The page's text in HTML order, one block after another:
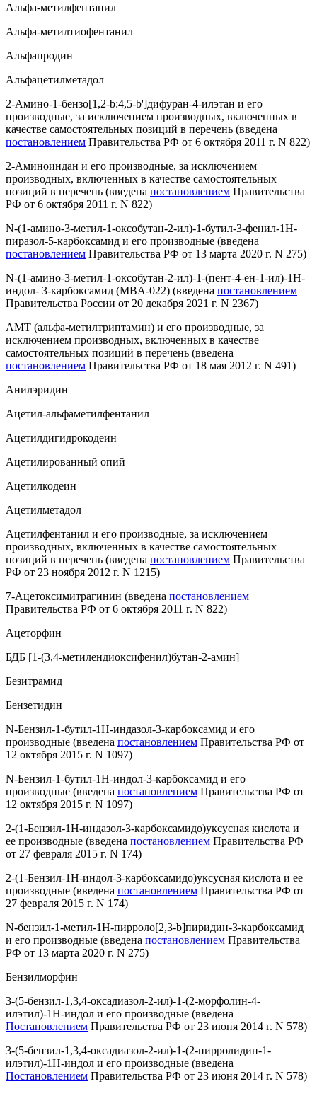
Альфа-метилфентанил
Альфа-метилтиофентанил
Альфапродин
Альфацетилметадол
2-Амино-1-бензо[1,2-b:4,5-b']дифуран-4-илэтан и его
производные, за исключением производных, включенных в
качестве самостоятельных позиций в перечень (введена
постановлением Правительства РФ от 6 октября 2011 г. N 822)
2-Аминоиндан и его производные, за исключением
производных, включенных в качестве самостоятельных
позиций в перечень (введена постановлением Правительства
РФ от 6 октября 2011 г. N 822)
N-(1-амино-3-метил-1-оксобутан-2-ил)-1-бутил-3-фенил-1H-
пиразол-5-карбоксамид и его производные (введена
постановлением Правительства РФ от 13 марта 2020 г. N 275)
N-(1-амино-3-метил-1-оксобутан-2-ил)-1-(пент-4-ен-1-ил)-1H-
индол- 3-карбоксамид (MBA-022) (введена постановлением
Правительства России от 20 декабря 2021 г. N 2367)
АМТ (альфа-метилтриптамин) и его производные, за
исключением производных, включенных в качестве
самостоятельных позиций в перечень (введена
постановлением Правительства РФ от 18 мая 2012 г. N 491)
Анилэридин
Ацетил-альфаметилфентанил
Ацетилдигидрокодеин
Ацетилированный опий
Ацетилкодеин
Ацетилметадол
Ацетилфентанил и его производные, за исключением
производных, включенных в качестве самостоятельных
позиций в перечень (введена постановлением Правительства
РФ от 23 ноября 2012 г. N 1215)
7-Ацетоксимитрагинин (введена постановлением
Правительства РФ от 6 октября 2011 г. N 822)
Ацеторфин
БДБ [1-(3,4-метилендиоксифенил)бутан-2-амин]
Безитрамид
Бензетидин
N-Бензил-1-бутил-1Н-индазол-3-карбоксамид и его
производные (введена постановлением Правительства РФ от
12 октября 2015 г. N 1097)
N-Бензил-1-бутил-1Н-индол-3-карбоксамид и его
производные (введена постановлением Правительства РФ от
12 октября 2015 г. N 1097)
2-(1-Бензил-1H-индазол-3-карбоксамидо)уксусная кислота и
ее производные (введена постановлением Правительства РФ
от 27 февраля 2015 г. N 174)
2-(1-Бензил-1Н-индол-3-карбоксамидо)уксусная кислота и ее
производные (введена постановлением Правительства РФ от
27 февраля 2015 г. N 174)
N-бензил-1-метил-1Н-пирроло[2,3-b]пиридин-3-карбоксамид
и его производные (введена постановлением Правительства
РФ от 13 марта 2020 г. N 275)
Бензилморфин
3-(5-бензил-1,3,4-оксадиазол-2-ил)-1-(2-морфолин-4-
илэтил)-1Н-индол и его производные (введена
Постановлением Правительства РФ от 23 июня 2014 г. N 578)
3-(5-бензил-1,3,4-оксадиазол-2-ил)-1-(2-пирролидин-1-
илэтил)-1Н-индол и его производные (введена
Постановлением Правительства РФ от 23 июня 2014 г. N 578)